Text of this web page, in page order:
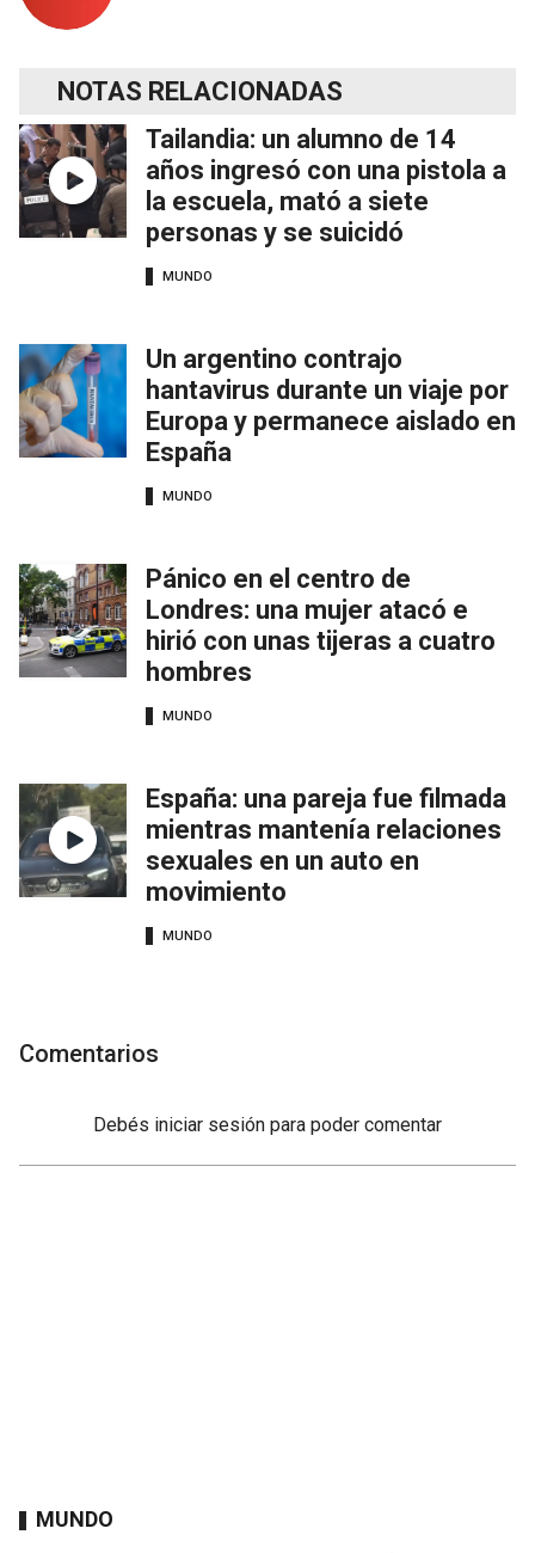
NOTAS RELACIONADAS
Tailandia: un alumno de 14
años ingresó con una pistola a
la escuela, mató a siete
personas y se suicidó
MUNDO
Un argentino contrajo
hantavirus durante un viaje por
Europa y permanece aislado en
España
MUNDO
Pánico en el centro de
Londres: una mujer atacó e
hirió con unas tijeras a cuatro
hombres
MUNDO
España: una pareja fue filmada
mientras mantenía relaciones
sexuales en un auto en
movimiento
MUNDO
Comentarios
Debés iniciar sesión para poder comentar
MUNDO